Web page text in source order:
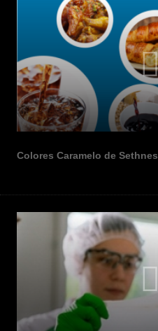
Colores Caramelo de